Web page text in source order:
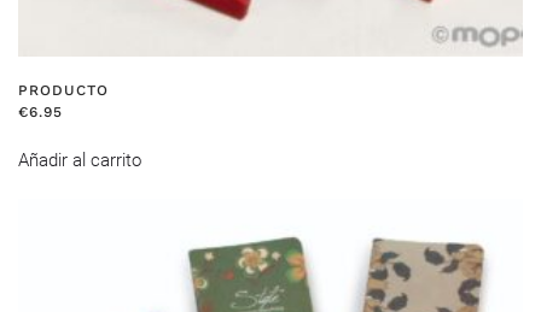
PRODUCTO
€6.95
Añadir al carrito